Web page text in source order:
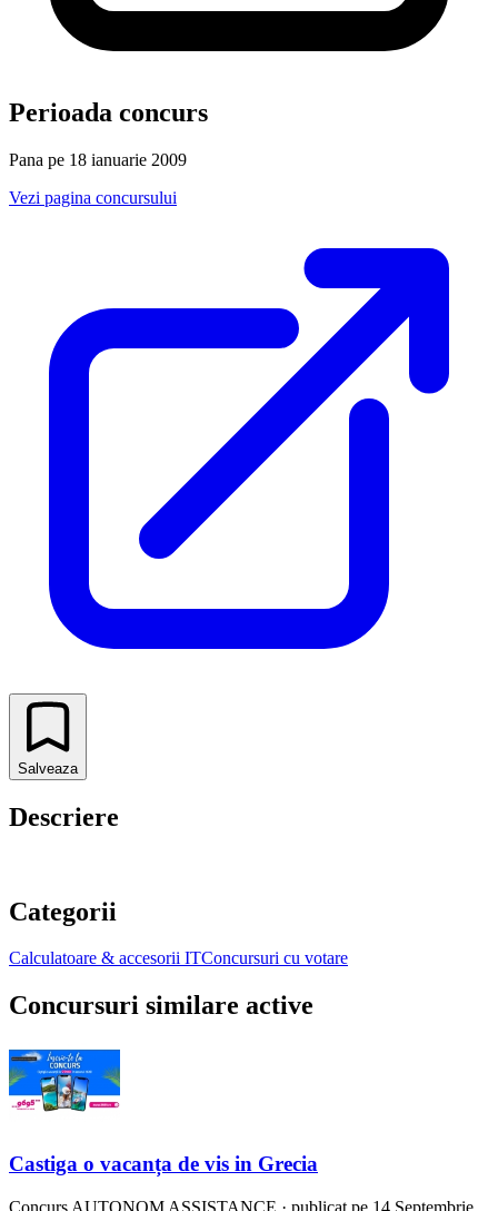
Perioada concurs
Pana pe 18 ianuarie 2009
Vezi pagina concursului
Salveaza
Descriere
Categorii
Calculatoare & accesorii ITConcursuri cu votare
Concursuri similare active
Castiga o vacanța de vis in Grecia
Concurs AUTONOM ASSISTANCE · publicat pe 14 Septembrie